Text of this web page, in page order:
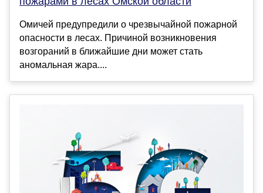
Омичей предупредили о чрезвычайной пожарной
опасности в лесах. Причиной возникновения
возгораний в ближайшие дни может стать
аномальная жара....